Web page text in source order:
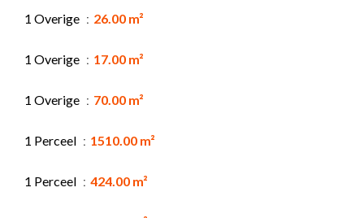
1 Overige 26.00 m²
1 Overige 17.00 m²
1 Overige 70.00 m²
1 Perceel 1510.00 m²
1 Perceel 424.00 m²